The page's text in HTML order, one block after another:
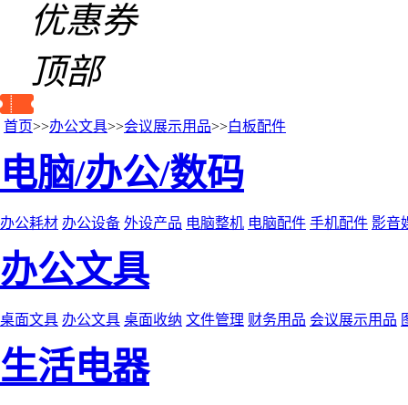
优惠券
顶部
首页>>办公文具>>会议展示用品>>白板配件
电脑/办公/数码
办公耗材 办公设备 外设产品 电脑整机 电脑配件 手机配件 影音
办公文具
桌面文具 办公文具 桌面收纳 文件管理 财务用品 会议展示用品
生活电器